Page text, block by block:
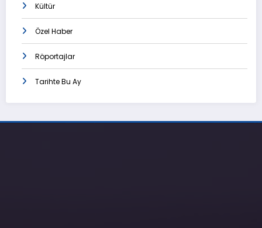
Kültür
Özel Haber
Röportajlar
Tarihte Bu Ay